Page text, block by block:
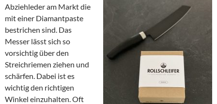
Abziehleder am Markt die
mit einer Diamantpaste
bestrichen sind. Das
Messer lässt sich so
vorsichtig über den
Streichriemen ziehen und
schärfen. Dabei ist es
wichtig den richtigen
Winkel einzuhalten. Oft